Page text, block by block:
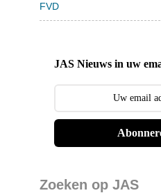
FVD
JAS Nieuws in uw
Zoeken op JAS